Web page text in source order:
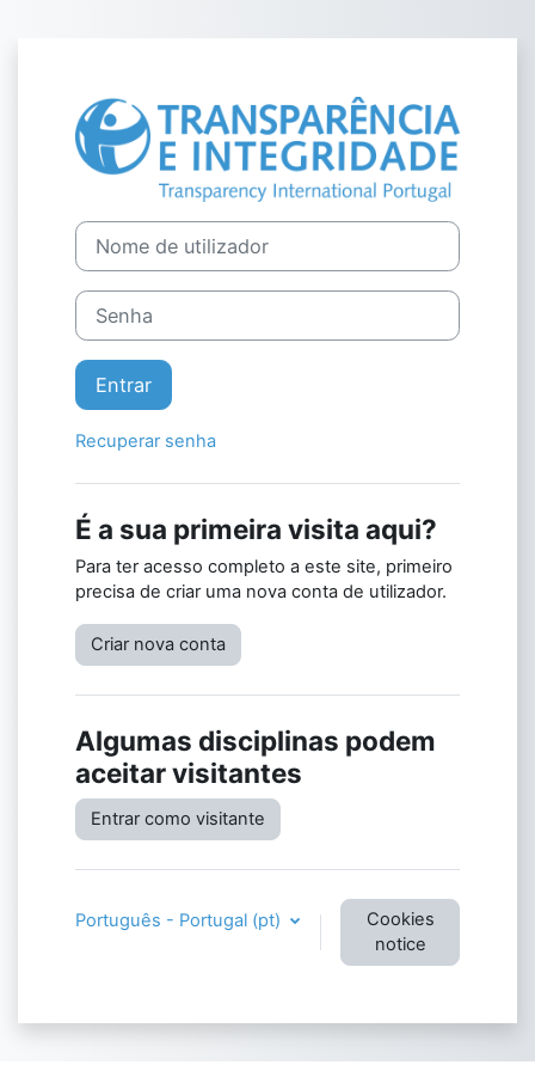
Entrar em TI
Saltar para criar nova conta
Nome de utilizador
Senha
Entrar
Recuperar senha
É a sua primeira visita aqui?
Para ter acesso completo a este site, primeiro
precisa de criar uma nova conta de utilizador.
Criar nova conta
Algumas disciplinas podem
aceitar visitantes
Entrar como visitante
Português - Portugal ‎(pt)‎
Cookies
notice